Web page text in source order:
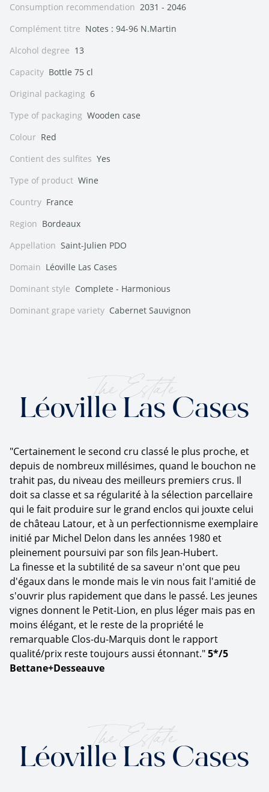
Consumption recommendation 2031 - 2046
Complément titre Notes : 94-96 N.Martin
Alcohol degree 13
Capacity Bottle 75 cl
Original packaging 6
Type of packaging Wooden case
Colour Red
Contient des sulfites Yes
Type of product Wine
Country France
Region Bordeaux
Appellation Saint-Julien PDO
Domain Léoville Las Cases
Dominant style Complete - Harmonious
Dominant grape variety Cabernet Sauvignon
The Estate
Léoville Las Cases
"Certainement le second cru classé le plus proche, et
depuis de nombreux millésimes, quand le bouchon ne
trahit pas, du niveau des meilleurs premiers crus. Il
doit sa classe et sa régularité à la sélection parcellaire
qui le fait produire sur le grand enclos qui jouxte celui
de château Latour, et à un perfectionnisme exemplaire
initié par Michel Delon dans les années 1980 et
pleinement poursuivi par son fils Jean-Hubert.
La finesse et la subtilité de sa saveur n'ont que peu
d'égaux dans le monde mais le vin nous fait l'amitié de
s'ouvrir plus rapidement que dans le passé. Les jeunes
vignes donnent le Petit-Lion, en plus léger mais pas en
moins élégant, et le reste de la propriété le
remarquable Clos-du-Marquis dont le rapport
qualité/prix reste toujours aussi étonnant."5*/5
Bettane+Desseauve
The Estate
Léoville Las Cases